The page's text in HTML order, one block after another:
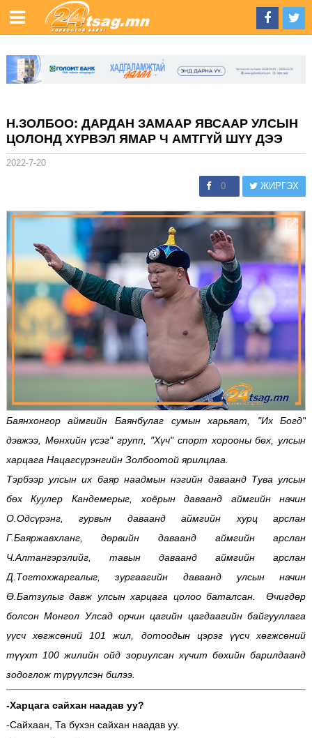
Н.ЗОЛБОО: ДАРДАН ЗАМААР ЯВСААР УЛСЫН
ЦОЛОНД ХҮРВЭЛ ЯМАР Ч АМТГҮЙ ШҮҮ ДЭЭ
2022-7-20
0 ЖИРГЭХ
Баянхонгор аймгийн Баянбулаг сумын харьяат, "Их Богд"
дэвжээ, Мөнхийн үсэг" групп, "Хүч" спорт хорооны бөх, улсын
харцага Нацагсүрэнгийн Золбоотой ярилцлаа.
Тэрбээр улсын их баяр наадмын нэгийн даваанд Тува улсын
бөх Куулер Кандемерыг, хоёрын даваанд аймгийн начин
О.Одсүрэнг, гурвын даваанд аймгийн хурц арслан
Г.Баяржавхланг, дөрвийн даваанд аймгийн арслан
Ч.Алтангэрэлийг, тавын даваанд аймгийн арслан
Д.Тогтохжаргалыг, зургаагийн даваанд улсын начин
Ө.Батзулыг давж улсын харцага цолоо баталсан.Өчигдөр
болсон Монгол Улсад орчин цагийн цагдаагийн байгууллага
үүсч хөгжсөний 101 жил, дотоодын цэрэг үүсч хөгжсөний
түүхт 100 жилийн ойд зориулсан хүчит бөхийн барилдаанд
зодоглож түрүүлсэн билээ.
-Харцага сайхан наадав уу?
-Сайхаан, Та бүхэн сайхан наадав уу.